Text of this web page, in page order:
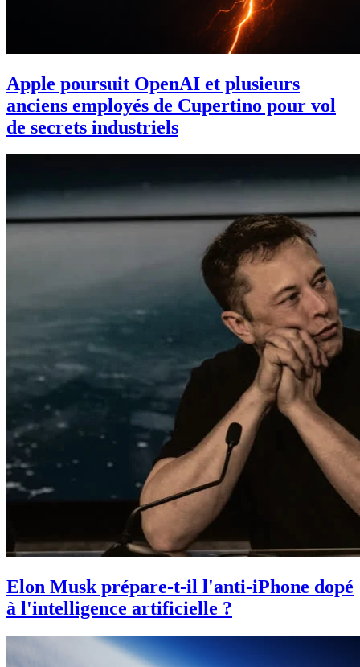
Apple poursuit OpenAI et plusieurs
anciens employés de Cupertino pour vol
de secrets industriels
Elon Musk prépare-t-il l'anti-iPhone dopé
à l'intelligence artificielle ?